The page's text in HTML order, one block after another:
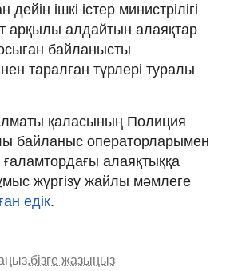
дейін ішкі істер министрілігі
арқылы алдайтын алаяқтар
байланысты
таралған түрлері туралы
қаласының Полиция
байланыс операторларымен
алаяқтыққа
жүргізу жайлы мәмлеге
едік.
бізге жазыңыз